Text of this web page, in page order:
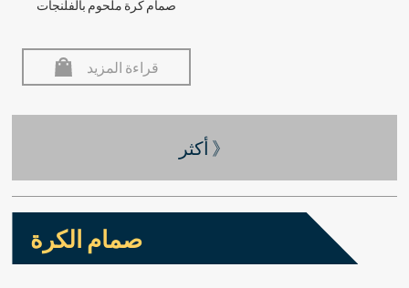
صمام كرة ملحوم بالفلنجات
قراءة المزيد
أكثر 》
صمام الكرة